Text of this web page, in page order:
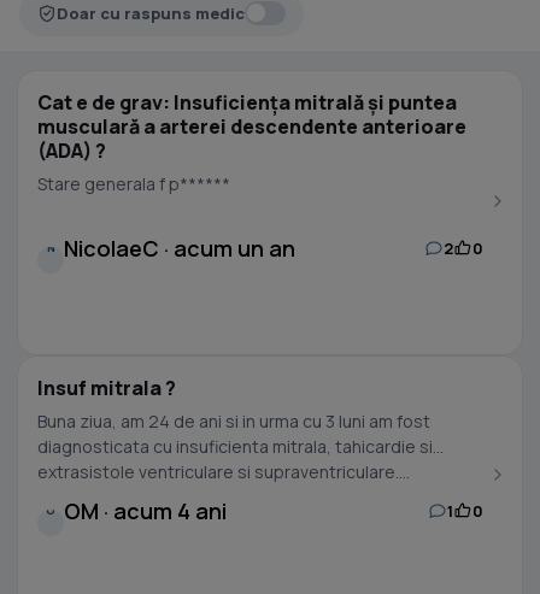
Doar cu raspuns medic
Cat e de grav: Insuficiența mitrală și puntea
musculară a arterei descendente anterioare
(ADA) ?
Stare generala f p******
N NicolaeC · acum un an 2 0
Insuf mitrala ?
Buna ziua, am 24 de ani si in urma cu 3 luni am fost
diagnosticata cu insuficienta mitrala, tahicardie si
extrasistole ventriculare si supraventriculare....
O OM · acum 4 ani 1 0